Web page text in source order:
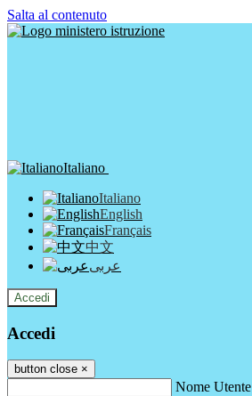
Salta al contenuto
Italiano
Italiano
English
Français
中文
عربى
Accedi
Accedi
button close ×
Nome Utente